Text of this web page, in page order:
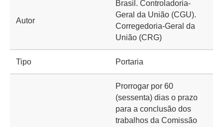
Autor
Brasil. Controladoria-
Geral da União (CGU).
Corregedoria-Geral da
União (CRG)
Tipo Portaria
Prorrogar por 60
(sessenta) dias o prazo
para a conclusão dos
trabalhos da Comissão